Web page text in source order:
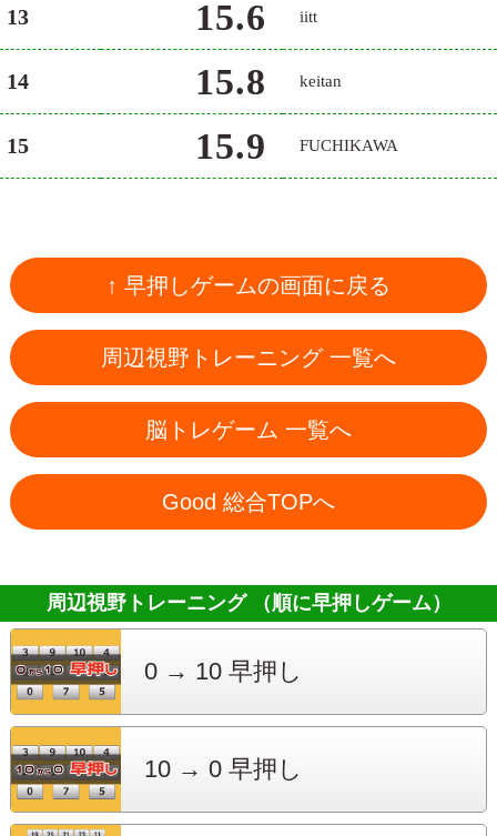
13 15.6 iitt
14 15.8 keitan
15 15.9 FUCHIKAWA
↑ 早押しゲームの画面に戻る
周辺視野トレーニング 一覧へ
脳トレゲーム 一覧へ
Good 総合TOPへ
周辺視野トレーニング （順に早押しゲーム）
0 → 10 早押し
10 → 0 早押し